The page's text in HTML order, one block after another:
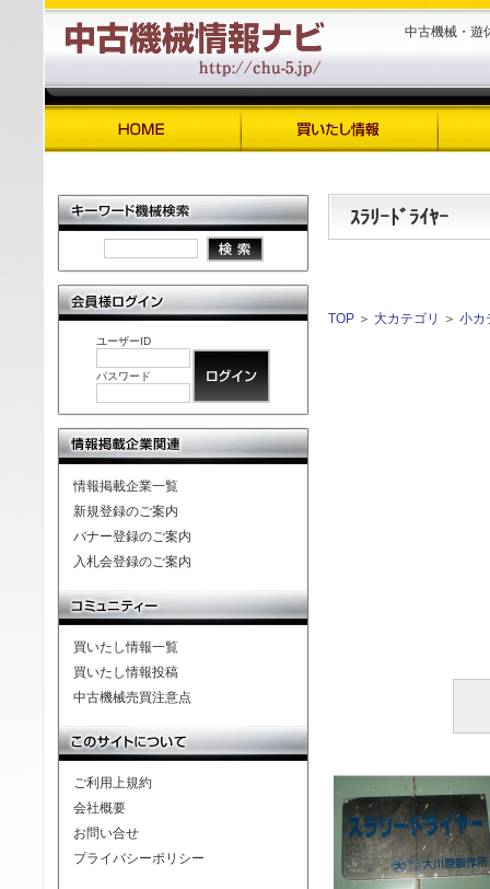
中古機械・遊
ｽﾗﾘｰﾄﾞﾗｲﾔｰ
TOP ＞ 大カテゴリ ＞ 小カ
ユーザーID
パスワード
情報掲載企業一覧
新規登録のご案内
バナー登録のご案内
入札会登録のご案内
買いたし情報一覧
買いたし情報投稿
中古機械売買注意点
ご利用上規約
会社概要
お問い合せ
プライバシーポリシー